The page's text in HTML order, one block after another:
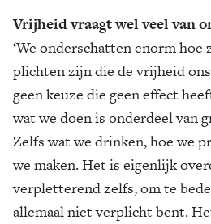
Vrijheid vraagt wel veel van
‘We onderschatten enorm hoe
plichten zijn die de vrijheid
geen keuze die geen effect
wat we doen is onderdeel van
Zelfs wat we drinken, hoe we
we maken. Het is eigenlijk
verpletterend zelfs, om te
allemaal niet verplicht bent.